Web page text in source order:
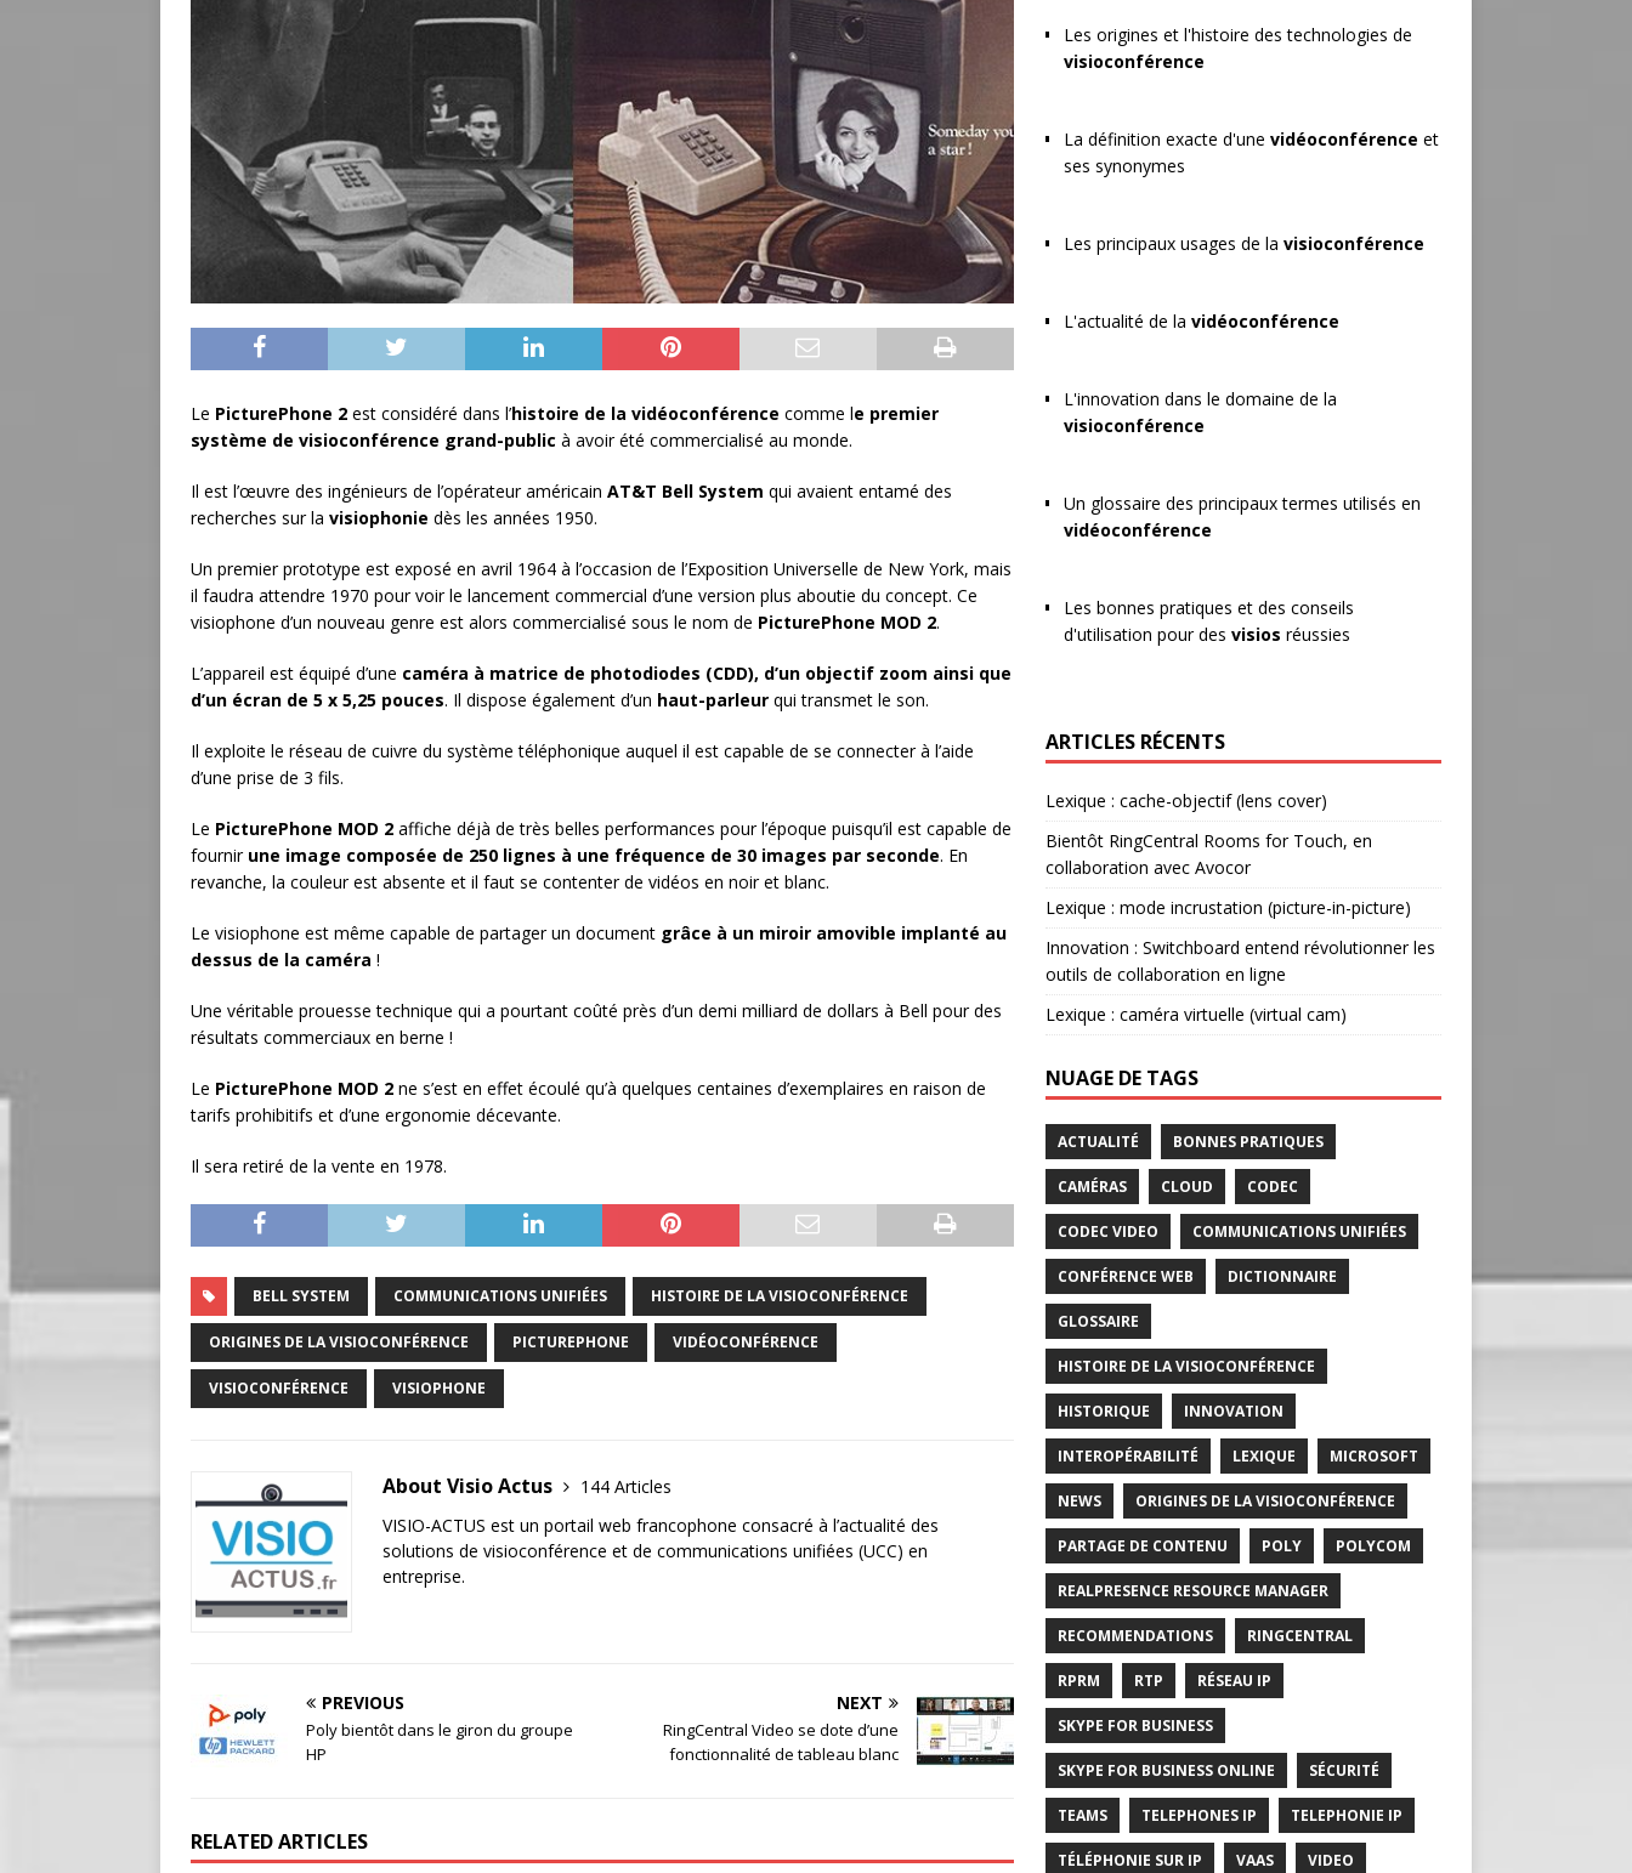
Le PicturePhone 2 est considéré dans l’histoire de la vidéoconférence comme le premier
système de visioconférence grand-public à avoir été commercialisé au monde.
Il est l’œuvre des ingénieurs de l’opérateur américain AT&T Bell System qui avaient entamé des
recherches sur la visiophonie dès les années 1950.
Un premier prototype est exposé en avril 1964 à l’occasion de l’Exposition Universelle de New York, mais
il faudra attendre 1970 pour voir le lancement commercial d’une version plus aboutie du concept. Ce
visiophone d’un nouveau genre est alors commercialisé sous le nom de PicturePhone MOD 2.
L’appareil est équipé d’une caméra à matrice de photodiodes (CDD), d’un objectif zoom ainsi que
d’un écran de 5 x 5,25 pouces. Il dispose également d’un haut-parleur qui transmet le son.
Il exploite le réseau de cuivre du système téléphonique auquel il est capable de se connecter à l’aide
d’une prise de 3 fils.
Le PicturePhone MOD 2 affiche déjà de très belles performances pour l’époque puisqu’il est capable de
fournir une image composée de 250 lignes à une fréquence de 30 images par seconde. En
revanche, la couleur est absente et il faut se contenter de vidéos en noir et blanc.
Le visiophone est même capable de partager un document grâce à un miroir amovible implanté au
dessus de la caméra !
Une véritable prouesse technique qui a pourtant coûté près d’un demi milliard de dollars à Bell pour des
résultats commerciaux en berne !
Le PicturePhone MOD 2 ne s’est en effet écoulé qu’à quelques centaines d’exemplaires en raison de
tarifs prohibitifs et d’une ergonomie décevante.
Il sera retiré de la vente en 1978.
BELL SYSTEM COMMUNICATIONS UNIFIÉES HISTOIRE DE LA VISIOCONFÉRENCE
ORIGINES DE LA VISIOCONFÉRENCE PICTUREPHONE VIDÉOCONFÉRENCE
VISIOCONFÉRENCE VISIOPHONE
About Visio Actus
144 Articles
VISIO-ACTUS est un portail web francophone consacré à l’actualité des
solutions de visioconférence et de communications unifiées (UCC) en
entreprise.
PREVIOUS
Poly bientôt dans le giron du groupe
HP
NEXT
RingCentral Video se dote d’une
fonctionnalité de tableau blanc
RELATED ARTICLES
Les origines et l'histoire des technologies de
visioconférence
La définition exacte d'une vidéoconférence et
ses synonymes
Les principaux usages de la visioconférence
L'actualité de la vidéoconférence
L'innovation dans le domaine de la
visioconférence
Un glossaire des principaux termes utilisés en
vidéoconférence
Les bonnes pratiques et des conseils
d'utilisation pour des visios réussies
ARTICLES RÉCENTS
Lexique : cache-objectif (lens cover)
Bientôt RingCentral Rooms for Touch, en
collaboration avec Avocor
Lexique : mode incrustation (picture-in-picture)
Innovation : Switchboard entend révolutionner les
outils de collaboration en ligne
Lexique : caméra virtuelle (virtual cam)
NUAGE DE TAGS
ACTUALITÉ BONNES PRATIQUES
CAMÉRAS CLOUD CODEC
CODEC VIDEO COMMUNICATIONS UNIFIÉES
CONFÉRENCE WEB DICTIONNAIRE
GLOSSAIRE
HISTOIRE DE LA VISIOCONFÉRENCE
HISTORIQUE INNOVATION
INTEROPÉRABILITÉ LEXIQUE MICROSOFT
NEWS ORIGINES DE LA VISIOCONFÉRENCE
PARTAGE DE CONTENU POLY POLYCOM
REALPRESENCE RESOURCE MANAGER
RECOMMENDATIONS RINGCENTRAL
RPRM RTP RÉSEAU IP
SKYPE FOR BUSINESS
SKYPE FOR BUSINESS ONLINE SÉCURITÉ
TEAMS TELEPHONES IP TELEPHONIE IP
TÉLÉPHONIE SUR IP VAAS VIDEO